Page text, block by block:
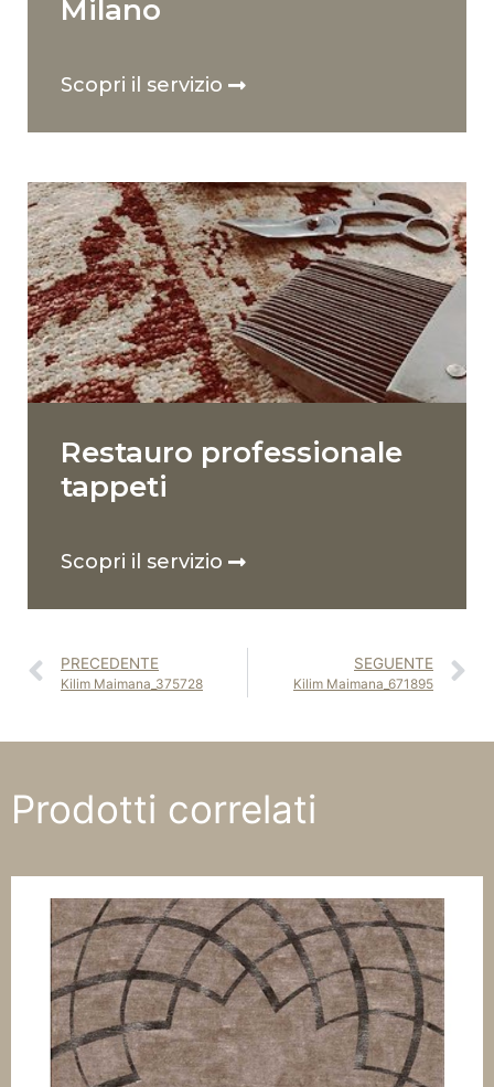
Milano
Scopri il servizio
Restauro professionale
tappeti
Scopri il servizio
PRECEDENTE
Kilim Maimana_375728
SEGUENTE
Kilim Maimana_671895
Prodotti correlati